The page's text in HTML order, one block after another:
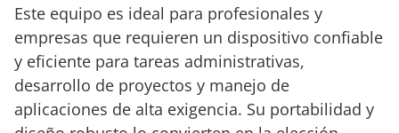
Este equipo es ideal para profesionales y
empresas que requieren un dispositivo confiable
y eficiente para tareas administrativas,
desarrollo de proyectos y manejo de
aplicaciones de alta exigencia. Su portabilidad y